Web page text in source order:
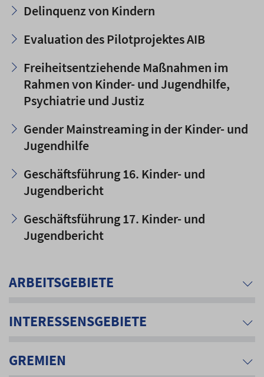
Delinquenz von Kindern
Evaluation des Pilotprojektes AIB
Freiheitsentziehende Maßnahmen im
Rahmen von Kinder- und Jugendhilfe,
Psychiatrie und Justiz
Gender Mainstreaming in der Kinder- und
Jugendhilfe
Geschäftsführung 16. Kinder- und
Jugendbericht
Geschäftsführung 17. Kinder- und
Jugendbericht
ARBEITSGEBIETE
INTERESSENSGEBIETE
GREMIEN